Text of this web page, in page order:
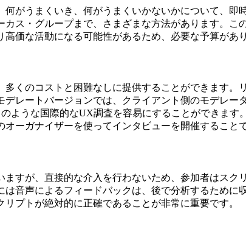
がうまくいき、何がうまくいかないかについて、
ス・グループまで、さまざまな方法があります。
価な活動になる可能性があるため、必要な予算があ
くのコストと困難なしに提供することができます
レートバージョンでは、クライアント側のモデレー
ような国際的なUX調査を容易にすることができま
ーガナイザーを使ってインタビューを開催すること
すが、直接的な介入を行わないため、参加者はス
音声によるフィードバックは、後で分析するため
プトが絶対的に正確であることが非常に重要です。